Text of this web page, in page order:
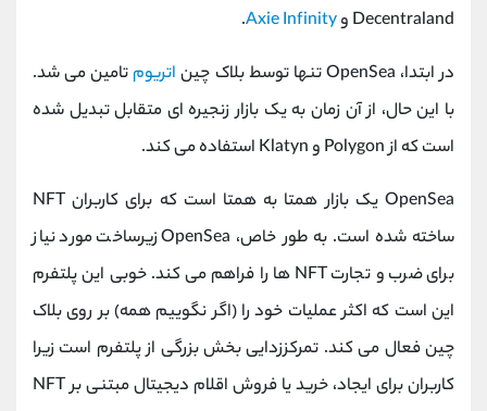
Decentraland و Axie Infinity
.
در ابتدا، OpenSea تنها توسط بلاک چین
اتریوم تامین می شد.
با این حال، از آن زمان به یک بازار زنجیره ای متقابل تبدیل شده
است که از Polygon و Klatyn استفاده می کند.
OpenSea یک بازار همتا به همتا است که برای کاربران NFT
ساخته شده است. به طور خاص، OpenSea زیرساخت مورد نیاز
برای ضرب و تجارت NFT ها را فراهم می کند. خوبی این پلتفرم
این است که اکثر عملیات خود را (اگر نگوییم همه) بر روی بلاک
چین فعال می کند. تمرکززدایی بخش بزرگی از پلتفرم است زیرا
کاربران برای ایجاد، خرید یا فروش اقلام دیجیتال مبتنی بر NFT